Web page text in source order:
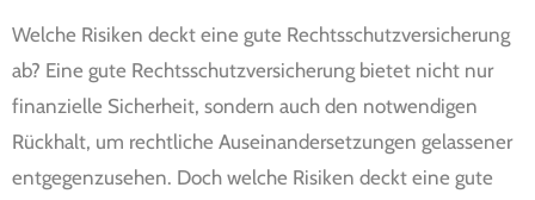
Welche Risiken deckt eine gute Rechtsschutzversicherung
ab? Eine gute Rechtsschutzversicherung bietet nicht nur
finanzielle Sicherheit, sondern auch den notwendigen
Rückhalt, um rechtliche Auseinandersetzungen gelassener
entgegenzusehen. Doch welche Risiken deckt eine gute